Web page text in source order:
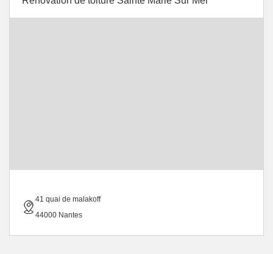
41 quai de malakoff
44000 Nantes